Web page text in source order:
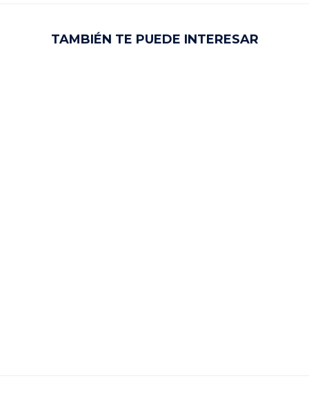
TAMBIÉN TE PUEDE INTERESAR